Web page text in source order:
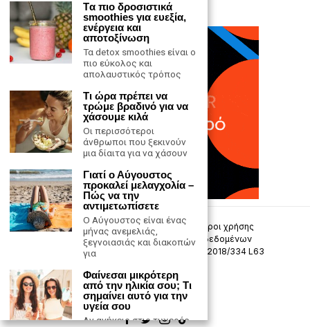
Επικοινωνία Πολιτική Απορρήτου
Όροι χρήσης
Πολιτική προστασίας προσωπικών δεδομένων
Δήλωση συμμόρφωσης -σύσταση (ΕΕ) 2018/334 L63
Μ.Η.Τ. 242033
Tα πιο δροσιστικά
smoothies για ευεξία,
ενέργεια και
αποτοξίνωση
Τα detox smoothies είναι ο
πιο εύκολος και
απολαυστικός τρόπος
Τι ώρα πρέπει να
τρώμε βραδινό για να
χάσουμε κιλά
Oι περισσότεροι
άνθρωποι που ξεκινούν
μια δίαιτα για να χάσουν
Γιατί ο Αύγουστος
προκαλεί μελαγχολία –
Πώς να την
αντιμετωπίσετε
Ο Αύγουστος είναι ένας
μήνας ανεμελιάς,
ξεγνοιασιάς και διακοπών
για
Φαίνεσαι μικρότερη
από την ηλικία σου; Τι
σημαίνει αυτό για την
υγεία σου
Αν ανήκεις στις τυχερές